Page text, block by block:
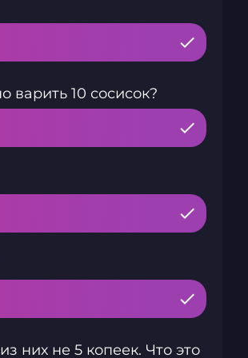
варить 10 сосисок?
них не 5 копеек. Что это